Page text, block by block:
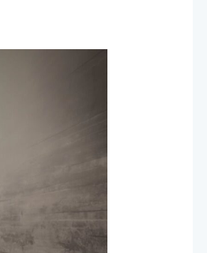
البخار
بالرياض
2024